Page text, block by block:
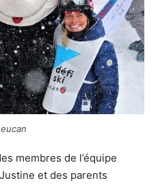
membres de l’équipe
et des parents